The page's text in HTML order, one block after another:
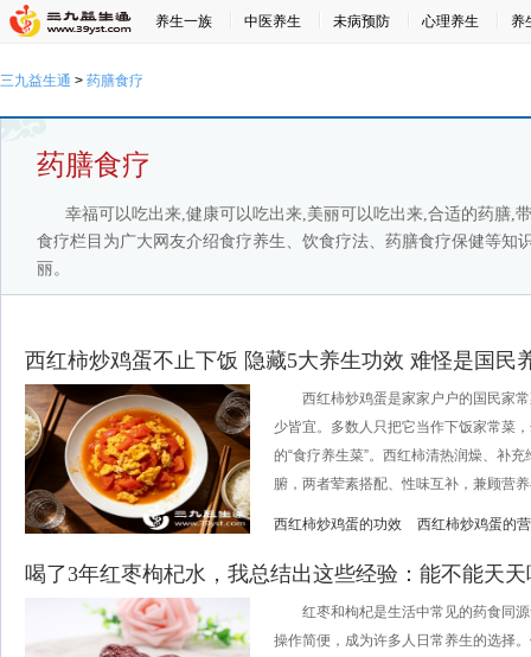
养生一族 中医养生 未病预防 心理养生 养
三九益生通 > 药膳食疗
药膳食疗
幸福可以吃出来,健康可以吃出来,美丽可以吃出来,合适的药膳,
食疗栏目为广大网友介绍食疗养生、饮食疗法、药膳食疗保健等知
丽。
西红柿炒鸡蛋不止下饭 隐藏5大养生功效 难怪是国民
西红柿炒鸡蛋是家家户户的国民家常
少皆宜。多数人只把它当作下饭家常菜
的“食疗养生菜”。西红柿清热润燥、补
腑，两者荤素搭配、性味互补，兼顾营
西红柿炒鸡蛋的功效 西红柿炒鸡蛋的
喝了3年红枣枸杞水，我总结出这些经验：能不能天
红枣和枸杞是生活中常见的药食同源
操作简便，成为许多人日常养生的选择